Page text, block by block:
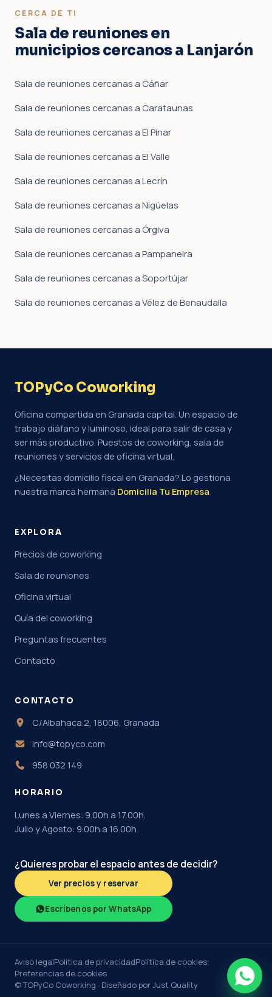
CERCA DE TI
Sala de reuniones en
municipios cercanos a Lanjarón
Sala de reuniones cercanas a Cáñar
Sala de reuniones cercanas a Carataunas
Sala de reuniones cercanas a El Pinar
Sala de reuniones cercanas a El Valle
Sala de reuniones cercanas a Lecrín
Sala de reuniones cercanas a Nigüelas
Sala de reuniones cercanas a Órgiva
Sala de reuniones cercanas a Pampaneira
Sala de reuniones cercanas a Soportújar
Sala de reuniones cercanas a Vélez de Benaudalla
TOPyCo Coworking
Oficina compartida en Granada capital. Un espacio de
trabajo diáfano y luminoso, ideal para salir de casa y
ser más productivo. Puestos de coworking, sala de
reuniones y servicios de oficina virtual.
¿Necesitas domicilio fiscal en Granada? Lo gestiona
nuestra marca hermana Domicilia Tu Empresa.
EXPLORA
Precios de coworking
Sala de reuniones
Oficina virtual
Guía del coworking
Preguntas frecuentes
Contacto
CONTACTO
C/Albahaca 2, 18006, Granada
info@topyco.com
958 032 149
HORARIO
Lunes a Viernes: 9.00h a 17.00h.
Julio y Agosto: 9.00h a 16.00h.
¿Quieres probar el espacio antes de decidir?
Ver precios y reservar
Escríbenos por WhatsApp
Aviso legalPolítica de privacidadPolítica de cookies
Preferencias de cookies
© TOPyCo Coworking · Diseñado por Just Quality